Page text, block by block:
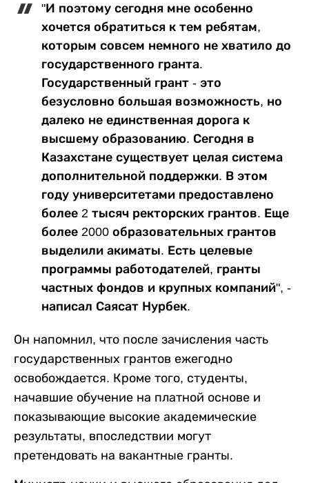
"И поэтому сегодня мне особенно
хочется обратиться к тем ребятам,
которым совсем немного не хватило до
государственного гранта.
Государственный грант - это
безусловно большая возможность, но
далеко не единственная дорога к
высшему образованию. Сегодня в
Казахстане существует целая система
дополнительной поддержки. В этом
году университетами предоставлено
более 2 тысяч ректорских грантов. Еще
более 2000 образовательных грантов
выделили акиматы. Есть целевые
программы работодателей, гранты
частных фондов и крупных компаний", -
написал Саясат Нурбек.
Он напомнил, что после зачисления часть
государственных грантов ежегодно
освобождается. Кроме того, студенты,
начавшие обучение на платной основе и
показывающие высокие академические
результаты, впоследствии могут
претендовать на вакантные гранты.